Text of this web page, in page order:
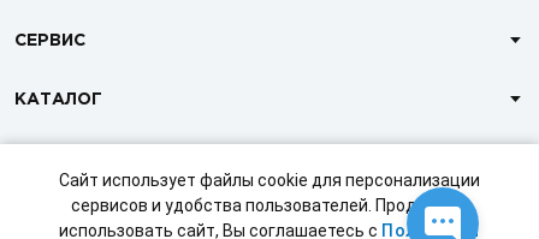
Сайт использует файлы cookie для персонализации
сервисов и удобства пользователей. Продолжая
использовать сайт, Вы соглашаетесь с Политикой
СЕРВИС
КАТАЛОГ